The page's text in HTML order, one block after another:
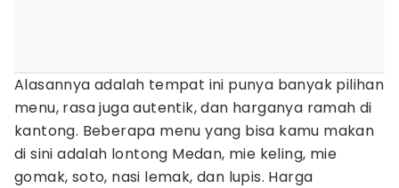
Alasannya adalah tempat ini punya banyak pilihan
menu, rasa juga autentik, dan harganya ramah di
kantong. Beberapa menu yang bisa kamu makan
di sini adalah lontong Medan, mie keling, mie
gomak, soto, nasi lemak, dan lupis. Harga